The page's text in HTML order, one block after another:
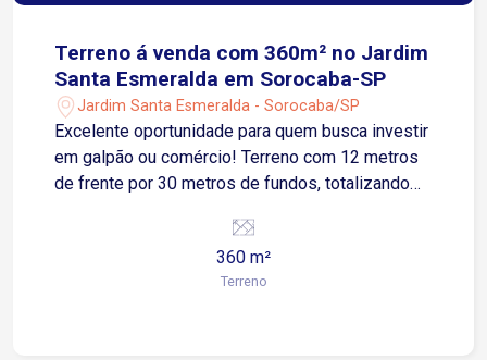
Terreno á venda com 360m² no Jardim
Santa Esmeralda em Sorocaba-SP
Jardim Santa Esmeralda - Sorocaba/SP
Excelente oportunidade para quem busca investir
em galpão ou comércio! Terreno com 12 metros
de frente por 30 metros de fundos, totalizando
Jardim Santa Esmeralda. Possui leve declive,
ideal para projetos de construção diferenciados.
Próximo a vias de fácil acesso, com grande
360 m²
Terreno